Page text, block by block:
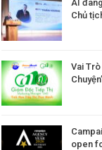
AI
Chủ
Vai Trò
open